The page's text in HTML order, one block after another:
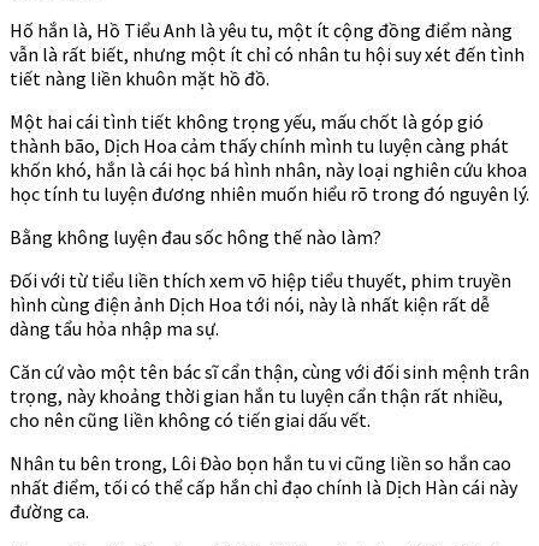
Hố hắn là, Hồ Tiểu Anh là yêu tu, một ít cộng đồng điểm nàng
vẫn là rất biết, nhưng một ít chỉ có nhân tu hội suy xét đến tình
tiết nàng liền khuôn mặt hồ đồ.
Một hai cái tình tiết không trọng yếu, mấu chốt là góp gió
thành bão, Dịch Hoa cảm thấy chính mình tu luyện càng phát
khốn khó, hắn là cái học bá hình nhân, này loại nghiên cứu khoa
học tính tu luyện đương nhiên muốn hiểu rõ trong đó nguyên lý.
Bằng không luyện đau sốc hông thế nào làm?
Đối với từ tiểu liền thích xem võ hiệp tiểu thuyết, phim truyền
hình cùng điện ảnh Dịch Hoa tới nói, này là nhất kiện rất dễ
dàng tẩu hỏa nhập ma sự.
Căn cứ vào một tên bác sĩ cẩn thận, cùng với đối sinh mệnh trân
trọng, này khoảng thời gian hắn tu luyện cẩn thận rất nhiều,
cho nên cũng liền không có tiến giai dấu vết.
Nhân tu bên trong, Lôi Đào bọn hắn tu vi cũng liền so hắn cao
nhất điểm, tối có thể cấp hắn chỉ đạo chính là Dịch Hàn cái này
đường ca.